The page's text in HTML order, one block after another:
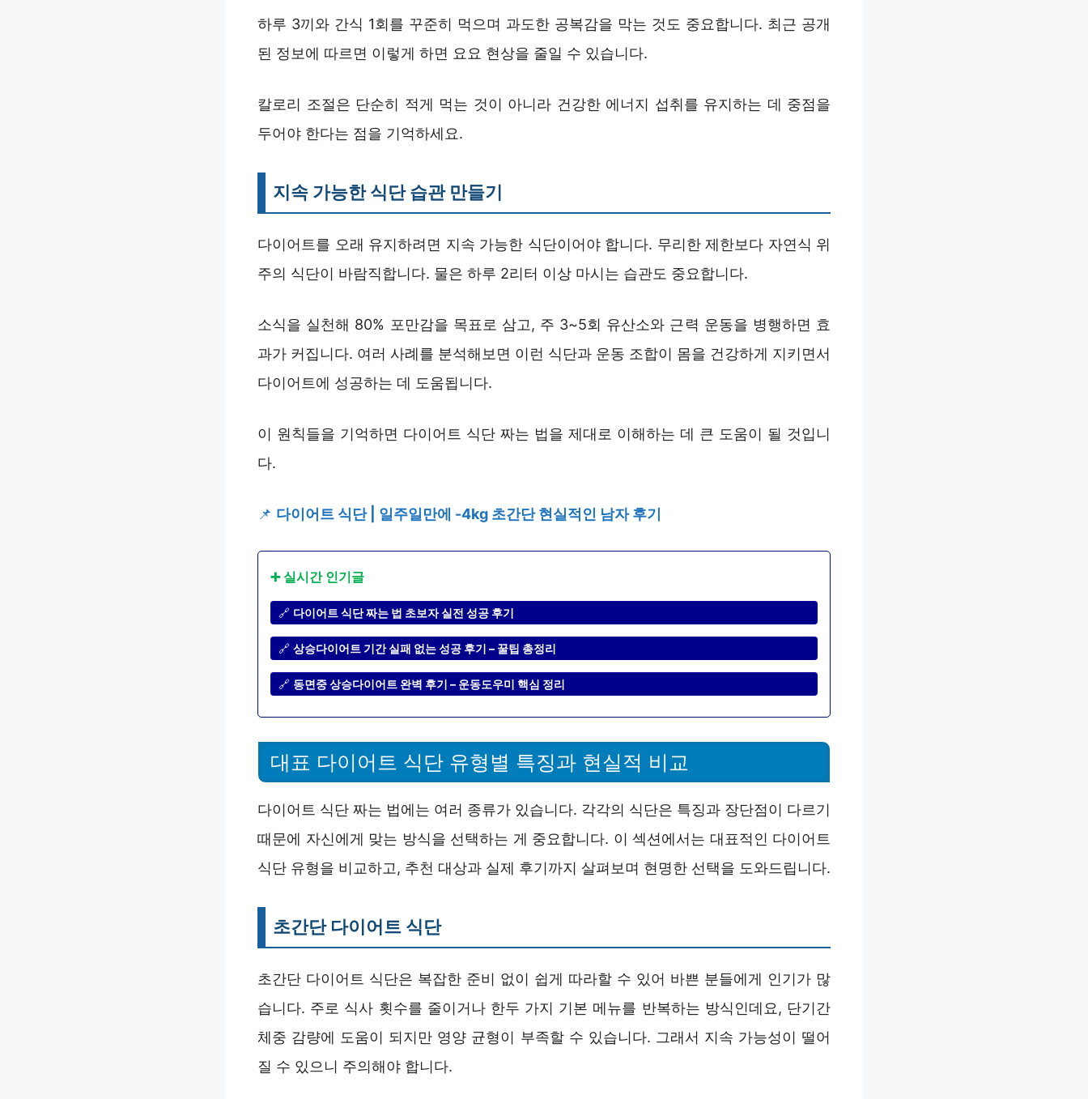
하루 3끼와 간식 1회를 꾸준히 먹으며 과도한 공복감을 막는 것도 중요합니다. 최근 공개
된 정보에 따르면 이렇게 하면 요요 현상을 줄일 수 있습니다.
칼로리 조절은 단순히 적게 먹는 것이 아니라 건강한 에너지 섭취를 유지하는 데 중점을
두어야 한다는 점을 기억하세요.
지속 가능한 식단 습관 만들기
다이어트를 오래 유지하려면 지속 가능한 식단이어야 합니다. 무리한 제한보다 자연식 위
주의 식단이 바람직합니다. 물은 하루 2리터 이상 마시는 습관도 중요합니다.
소식을 실천해 80% 포만감을 목표로 삼고, 주 3~5회 유산소와 근력 운동을 병행하면 효
과가 커집니다. 여러 사례를 분석해보면 이런 식단과 운동 조합이 몸을 건강하게 지키면서
다이어트에 성공하는 데 도움됩니다.
이 원칙들을 기억하면 다이어트 식단 짜는 법을 제대로 이해하는 데 큰 도움이 될 것입니
다.
📌 다이어트 식단 | 일주일만에 -4kg 초간단 현실적인 남자 후기
➕ 실시간 인기글
🔗 다이어트 식단 짜는 법 초보자 실전 성공 후기
🔗 상승다이어트 기간 실패 없는 성공 후기 – 꿀팁 총정리
🔗 동면중 상승다이어트 완벽 후기 – 운동도우미 핵심 정리
대표 다이어트 식단 유형별 특징과 현실적 비교
다이어트 식단 짜는 법에는 여러 종류가 있습니다. 각각의 식단은 특징과 장단점이 다르기
때문에 자신에게 맞는 방식을 선택하는 게 중요합니다. 이 섹션에서는 대표적인 다이어트
식단 유형을 비교하고, 추천 대상과 실제 후기까지 살펴보며 현명한 선택을 도와드립니다.
초간단 다이어트 식단
초간단 다이어트 식단은 복잡한 준비 없이 쉽게 따라할 수 있어 바쁜 분들에게 인기가 많
습니다. 주로 식사 횟수를 줄이거나 한두 가지 기본 메뉴를 반복하는 방식인데요, 단기간
체중 감량에 도움이 되지만 영양 균형이 부족할 수 있습니다. 그래서 지속 가능성이 떨어
질 수 있으니 주의해야 합니다.